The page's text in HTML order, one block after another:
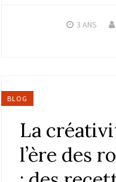
3 ANS
BLOG
La
l’ère des